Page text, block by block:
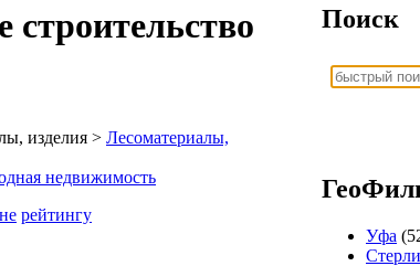
изделия > Лесоматериалы,
недвижимость
рейтингу
Поиск
Уфа